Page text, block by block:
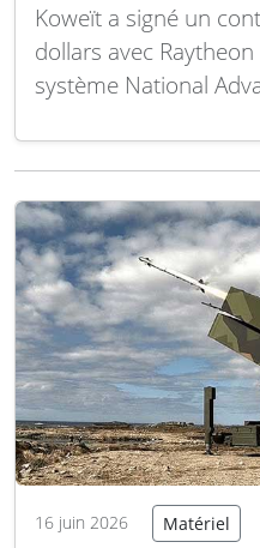
Koweït a signé un
dollars avec
système National
dans le cadre du
précédente
milliard de dollars
16 juin 2026 Matériel